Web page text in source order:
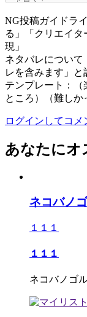
NG投稿ガイドラ
る」「クリエイ
現」
ネタバレについ
レを含みます」と
テンプレート：（
ところ）（難しか
ログインしてコメ
あなたにオ
ネコバノ
１１１
１１１
ネコバノゴ